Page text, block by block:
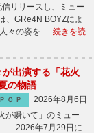
信リリースし、ミュー
、GRe4N BOYZによ
々の姿を … 続きを読
出演する「花火
の物語
ＯＰ
2026年8月6日
が瞬いて」のミュー
2026年7月29日に